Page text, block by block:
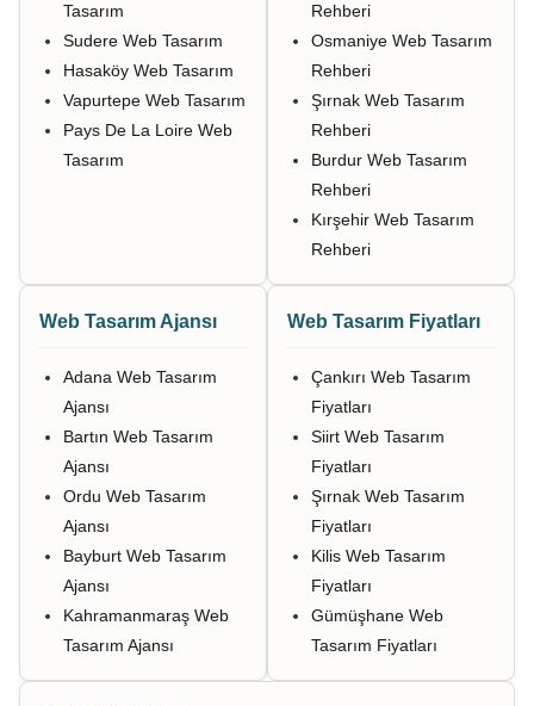
Tasarım
Sudere Web Tasarım
Hasaköy Web Tasarım
Vapurtepe Web Tasarım
Pays De La Loire Web
Tasarım
Rehberi
Osmaniye Web Tasarım
Rehberi
Şırnak Web Tasarım
Rehberi
Burdur Web Tasarım
Rehberi
Kırşehir Web Tasarım
Rehberi
Web Tasarım Ajansı
Adana Web Tasarım
Ajansı
Bartın Web Tasarım
Ajansı
Ordu Web Tasarım
Ajansı
Bayburt Web Tasarım
Ajansı
Kahramanmaraş Web
Tasarım Ajansı
Web Tasarım Fiyatları
Çankırı Web Tasarım
Fiyatları
Siirt Web Tasarım
Fiyatları
Şırnak Web Tasarım
Fiyatları
Kilis Web Tasarım
Fiyatları
Gümüşhane Web
Tasarım Fiyatları